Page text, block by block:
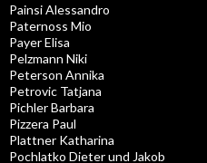
Painsi Alessandro
Paternoss Mio
Payer Elisa
Pelzmann Niki
Peterson Annika
Petrovic Tatjana
Pichler Barbara
Pizzera Paul
Plattner Katharina
Pochlatko Dieter und Jakob